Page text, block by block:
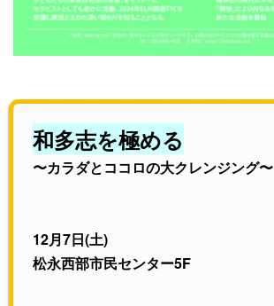
和多志を極める
〜カラダとココロの大クレンジング〜
12月7日(土)
松永西部市民センター5F